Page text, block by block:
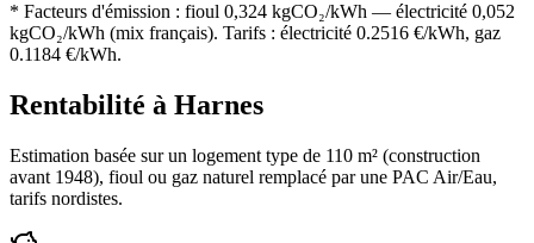
* Facteurs d'émission : fioul 0,324 kgCO₂/kWh — électricité 0,052
kgCO₂/kWh (mix français). Tarifs : électricité 0.2516 €/kWh, gaz
0.1184 €/kWh.
Rentabilité à Harnes
Estimation basée sur un logement type de 110 m² (construction
avant 1948), fioul ou gaz naturel remplacé par une PAC Air/Eau,
tarifs nordistes.